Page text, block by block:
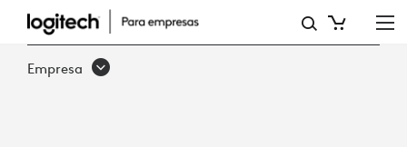
TECNOLOGÍA
DEEmpresa